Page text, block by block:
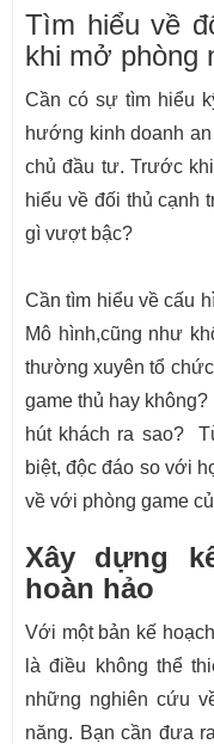
Tìm hiểu về
khi mở phòng
Cần có sự tìm hiểu
hướng kinh doanh
chủ đầu tư. Trước
hiểu về đối thủ cạnh
gì vượt bậc?
Cần tìm hiểu về cấu
Mô hình,cũng như
thường xuyên tổ
game thủ hay
hút khách ra sao?
biệt, độc đáo so với
về với phòng game
Xây dựng
hoàn hảo
Với một bản kế
là điều không thể
những nghiên cứu
năng. Bạn cần đưa